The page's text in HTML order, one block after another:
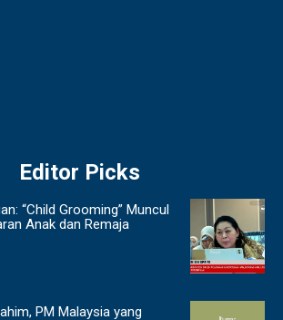
Editor Picks
“Child Grooming” Muncul
Anak dan Remaja
PM Malaysia yang